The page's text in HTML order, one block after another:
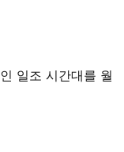
일조 시간대를 월